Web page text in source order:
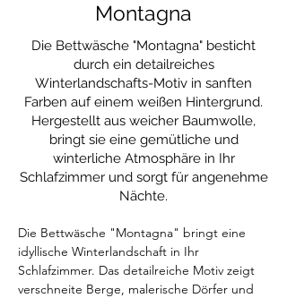
Montagna
Die Bettwäsche "Montagna" besticht
durch ein detailreiches
Winterlandschafts-Motiv in sanften
Farben auf einem weißen Hintergrund.
Hergestellt aus weicher Baumwolle,
bringt sie eine gemütliche und
winterliche Atmosphäre in Ihr
Schlafzimmer und sorgt für angenehme
Nächte.
Die Bettwäsche "Montagna" bringt eine
idyllische Winterlandschaft in Ihr
Schlafzimmer. Das detailreiche Motiv zeigt
verschneite Berge, malerische Dörfer und